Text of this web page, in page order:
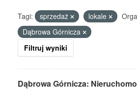
Tagi: sprzedaż lokale
Dąbrowa Górnicza
Filtruj wyniki
Dąbrowa Górnicza: